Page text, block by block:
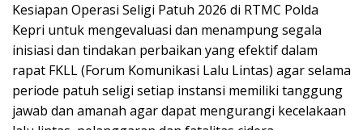
Kesiapan Operasi Seligi Patuh 2026 di RTMC Polda
Kepri untuk mengevaluasi dan menampung segala
inisiasi dan tindakan perbaikan yang efektif dalam
rapat FKLL (Forum Komunikasi Lalu Lintas) agar selama
periode patuh seligi setiap instansi memiliki tanggung
jawab dan amanah agar dapat mengurangi kecelakaan